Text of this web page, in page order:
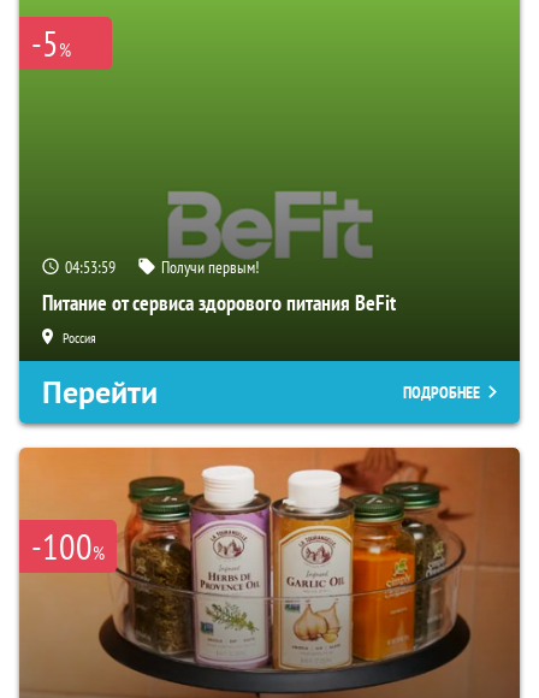
-5%
04:53:58 Получи первым!
Питание от сервиса здорового питания BeFit
Россия
Перейти ПОДРОБНЕЕ
-100%